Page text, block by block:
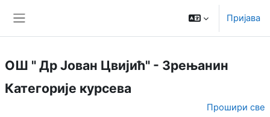
Пријава
ОШ " Др Јован Цвијић" - Зрењанин
Категорије курсева
Прошири све